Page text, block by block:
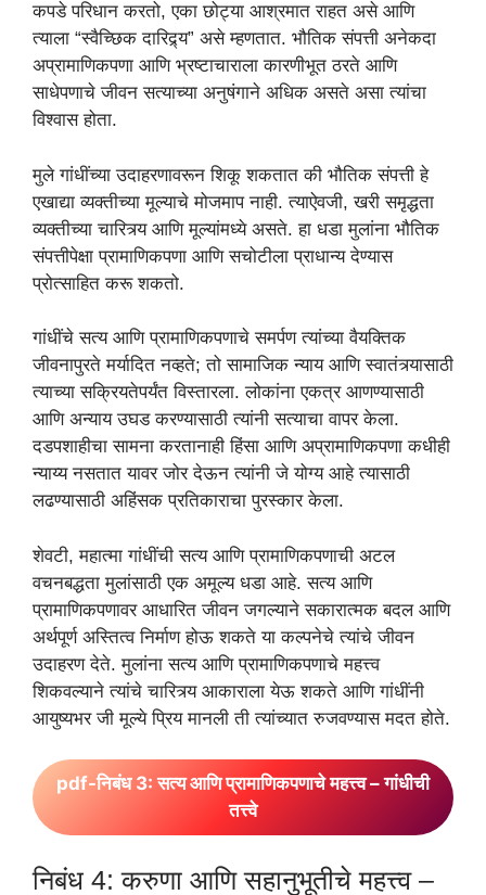
कपडे परिधान करतो, एका छोट्या आश्रमात राहत असे आणि
त्याला “स्वैच्छिक दारिद्र्य” असे म्हणतात. भौतिक संपत्ती अनेकदा
अप्रामाणिकपणा आणि भ्रष्टाचाराला कारणीभूत ठरते आणि
साधेपणाचे जीवन सत्याच्या अनुषंगाने अधिक असते असा त्यांचा
विश्वास होता.
मुले गांधींच्या उदाहरणावरून शिकू शकतात की भौतिक संपत्ती हे
एखाद्या व्यक्तीच्या मूल्याचे मोजमाप नाही. त्याऐवजी, खरी समृद्धता
व्यक्तीच्या चारित्र्य आणि मूल्यांमध्ये असते. हा धडा मुलांना भौतिक
संपत्तीपेक्षा प्रामाणिकपणा आणि सचोटीला प्राधान्य देण्यास
प्रोत्साहित करू शकतो.
गांधींचे सत्य आणि प्रामाणिकपणाचे समर्पण त्यांच्या वैयक्तिक
जीवनापुरते मर्यादित नव्हते; तो सामाजिक न्याय आणि स्वातंत्र्यासाठी
त्याच्या सक्रियतेपर्यंत विस्तारला. लोकांना एकत्र आणण्यासाठी
आणि अन्याय उघड करण्यासाठी त्यांनी सत्याचा वापर केला.
दडपशाहीचा सामना करतानाही हिंसा आणि अप्रामाणिकपणा कधीही
न्याय्य नसतात यावर जोर देऊन त्यांनी जे योग्य आहे त्यासाठी
लढण्यासाठी अहिंसक प्रतिकाराचा पुरस्कार केला.
शेवटी, महात्मा गांधींची सत्य आणि प्रामाणिकपणाची अटल
वचनबद्धता मुलांसाठी एक अमूल्य धडा आहे. सत्य आणि
प्रामाणिकपणावर आधारित जीवन जगल्याने सकारात्मक बदल आणि
अर्थपूर्ण अस्तित्व निर्माण होऊ शकते या कल्पनेचे त्यांचे जीवन
उदाहरण देते. मुलांना सत्य आणि प्रामाणिकपणाचे महत्त्व
शिकवल्याने त्यांचे चारित्र्य आकाराला येऊ शकते आणि गांधींनी
आयुष्यभर जी मूल्ये प्रिय मानली ती त्यांच्यात रुजवण्यास मदत होते.
pdf-निबंध 3: सत्य आणि प्रामाणिकपणाचे महत्त्व – गांधीची
तत्त्वे
निबंध 4: करुणा आणि सहानुभूतीचे महत्त्व –